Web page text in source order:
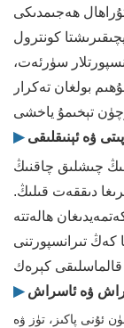
ھەجىمدىكى
كونترول
سۈرئەت،
بولغان تەكرار
▶ ۋە ئېنىقلىقى
چىڭ چىشلىق چاقنىڭ
دىققەت قىلىڭ.
ھالەتتە
تىرانسپورتنى
▶ ۋە ئاسراش
ئۇنى پاكىز، تۈز ۋە